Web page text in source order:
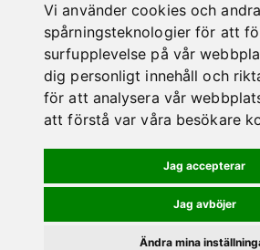
Vi använder cookies och andra
spårningsteknologier för att
surfupplevelse på vår
dig personligt innehåll och
för att analysera vår
att förstå var våra besökare
Jag accepterar
Jag avböjer
Ändra mina
KONTAKT
Tveka inte att höra av dig till oss om det
dig med.
Telefon: 0978-600 00
E-post: info@kero.se
BESÖK BUTIKEN